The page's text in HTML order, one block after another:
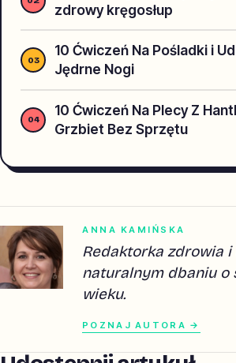
zdrowy kręgosłup
10 Ćwiczeń Na Pośladki i
Jędrne Nogi
10 Ćwiczeń Na Plecy Z
Grzbiet Bez Sprzętu
ANNA KAMIŃSKA
Redaktorka zdrowia i
naturalnym dbaniu o
wieku.
POZNAJ AUTORA →